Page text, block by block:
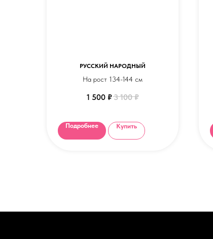
РУССКИЙ НАРОДНЫЙ
На рост 134-144 см
1 500 ₽3 100 ₽
Подробнее Купить